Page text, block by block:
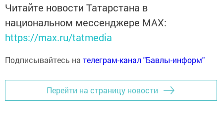
Читайте новости Татарстана в
национальном мессенджере MАХ:
https://max.ru/tatmedia
Подписывайтесь на телеграм-канал "Бавлы-информ"
Перейти на страницу новости